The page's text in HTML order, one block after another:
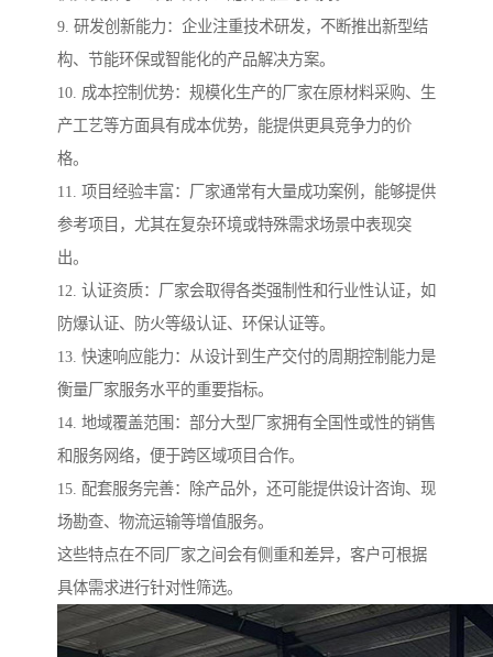
9. 研发创新能力：企业注重技术研发，不断推出新型结
构、节能环保或智能化的产品解决方案。
10. 成本控制优势：规模化生产的厂家在原材料采购、生
产工艺等方面具有成本优势，能提供更具竞争力的价
格。
11. 项目经验丰富：厂家通常有大量成功案例，能够提供
参考项目，尤其在复杂环境或特殊需求场景中表现突
出。
12. 认证资质：厂家会取得各类强制性和行业性认证，如
防爆认证、防火等级认证、环保认证等。
13. 快速响应能力：从设计到生产交付的周期控制能力是
衡量厂家服务水平的重要指标。
14. 地域覆盖范围：部分大型厂家拥有全国性或性的销售
和服务网络，便于跨区域项目合作。
15. 配套服务完善：除产品外，还可能提供设计咨询、现
场勘查、物流运输等增值服务。
这些特点在不同厂家之间会有侧重和差异，客户可根据
具体需求进行针对性筛选。